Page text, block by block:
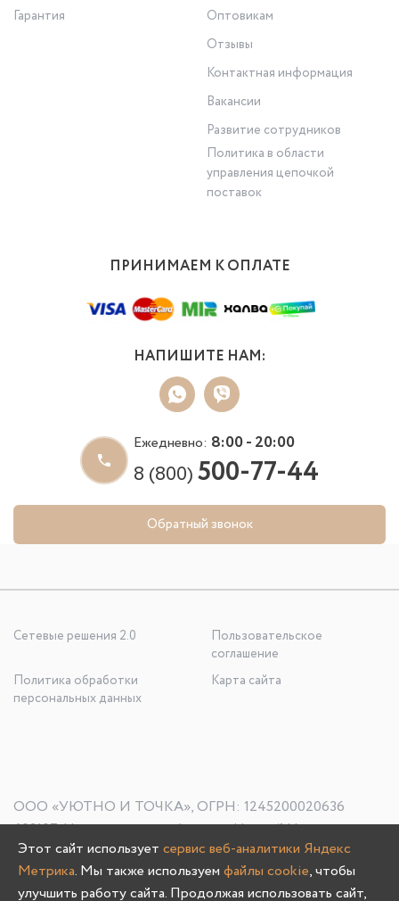
Гарантия
Оптовикам
Отзывы
Контактная информация
Вакансии
Развитие сотрудников
Политика в области
управления цепочкой
поставок
ПРИНИМАЕМ К ОПЛАТЕ
НАПИШИТЕ НАМ:
Ежедневно: 8:00 - 20:00
8 (800)500-77-44
Обратный звонок
Сетевые решения 2.0
Пользовательское
соглашение
Политика обработки
персональных данных
Карта сайта
ООО «УЮТНО И ТОЧКА», ОГРН: 1245200020636
603107, Нижегородская область, г. Нижний Новгород, пр-
кт Гагарина, д. 178/1
Этот сайт использует сервис веб-аналитики Яндекс
Метрика. Мы также используем файлы cookie, чтобы
улучшить работу сайта. Продолжая использовать сайт,